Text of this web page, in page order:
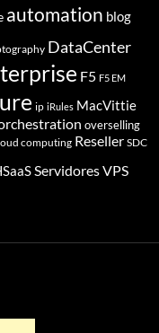
automation blog
DataCenter
F5 F5 EM
ip iRules MacVittie
overselling
computing Reseller SDC
Servidores VPS